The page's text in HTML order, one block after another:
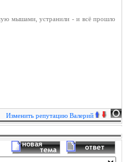
мышами, устранили - и всё прошло
Изменить репутацию Валерий